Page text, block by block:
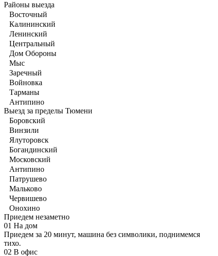
Районы выезда
Восточный
Калининский
Ленинский
Центральный
Дом Обороны
Мыс
Заречный
Войновка
Тарманы
Антипино
Выезд за пределы Тюмени
Боровский
Винзили
Ялуторовск
Богандинский
Московский
Антипино
Патрушево
Мальково
Червишево
Онохино
Приедем незаметно
01 На дом
Приедем за 20 минут, машина без символики, поднимемся
тихо.
02 В офис